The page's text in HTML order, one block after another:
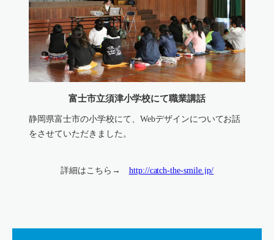
富士市立須津小学校にて職業講話
静岡県富士市の小学校にて、Webデザインについてお話
をさせていただきました。
詳細はこちら→ http://catch-the-smile.jp/